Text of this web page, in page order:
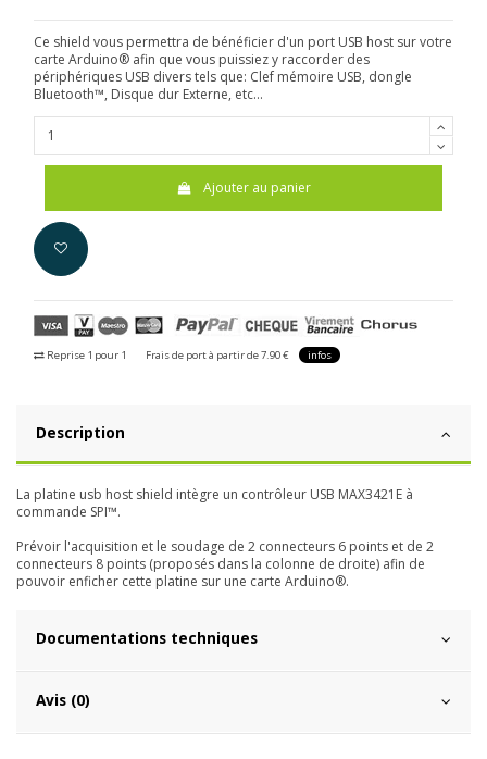
Ce shield vous permettra de bénéficier d'un port USB host sur votre
carte Arduino® afin que vous puissiez y raccorder des
périphériques USB divers tels que: Clef mémoire USB, dongle
Bluetooth™, Disque dur Externe, etc...
Ajouter au panier
Reprise 1 pour 1 Frais de port à partir de 7.90 € infos
Description
La platine usb host shield intègre un contrôleur USB MAX3421E à
commande SPI™.
Prévoir l'acquisition et le soudage de 2 connecteurs 6 points et de 2
connecteurs 8 points (proposés dans la colonne de droite) afin de
pouvoir enficher cette platine sur une carte Arduino®.
Documentations techniques
Avis (0)